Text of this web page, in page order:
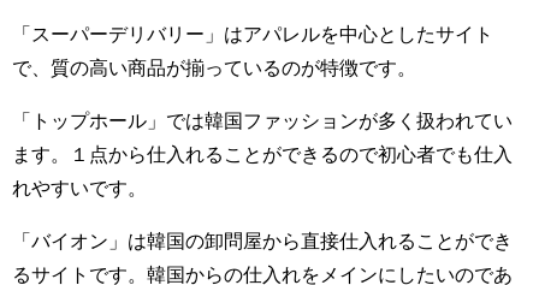
「スーパーデリバリー」はアパレルを中心としたサイト
で、質の高い商品が揃っているのが特徴です。
「トップホール」では韓国ファッションが多く扱われてい
ます。１点から仕入れることができるので初心者でも仕入
れやすいです。
「バイオン」は韓国の卸問屋から直接仕入れることができ
るサイトです。韓国からの仕入れをメインにしたいのであ